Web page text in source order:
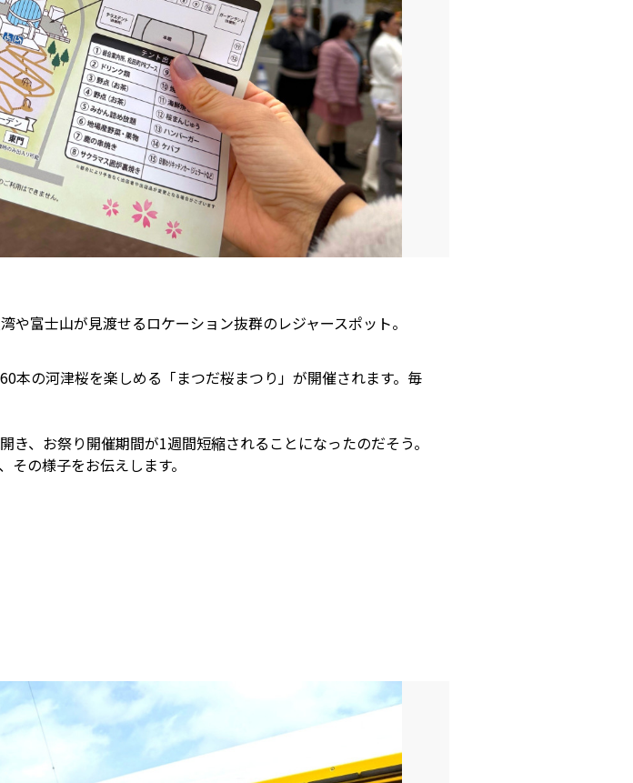
や富士山が見渡せるロケーション抜群のレジャースポット。
本の河津桜を楽しめる「まつだ桜まつり」が開催されます。毎
き、お祭り開催期間が1週間短縮されることになったのだそう。
の様子をお伝えします。